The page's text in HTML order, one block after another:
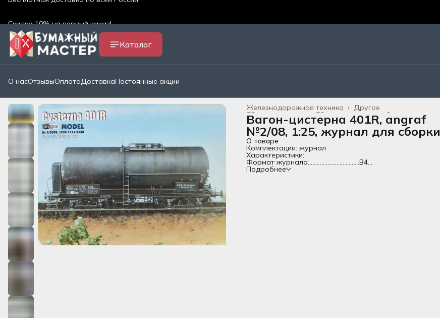
Скидки и акции магазина
Бесплатная доставка по всей России!*
Каталог
О насОтзывыОплатаДоставкаПостоянные акции
Другое
Железнодорожная техника ›
Сборные модели из бумаги
Сборные модели
Все товары ›
Главная ›
Вагон-цистерна 401R, angraf
№2/08, 1:25, журнал для сборки
О товаре
Комплектация: журнал
Характеристики:
Формат журнала..................................В4
Количество листов, всего................25
Длина собранной модели (см)......49
Подробнее